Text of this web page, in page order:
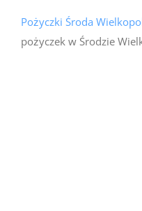
Pożyczki Środa
pożyczek w Środzie